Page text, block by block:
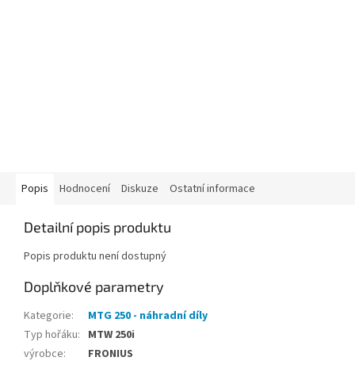
Popis Hodnocení Diskuze Ostatní informace
Detailní popis produktu
Popis produktu není dostupný
Doplňkové parametry
Kategorie:
MTG 250 - náhradní díly
Typ hořáku: MTW 250i
výrobce: FRONIUS